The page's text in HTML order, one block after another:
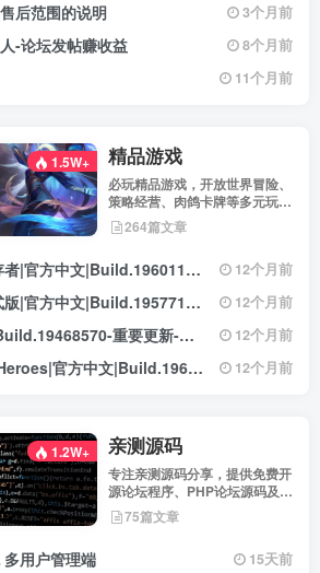
坛获得更优质、安全的使用体
验！立即查看，不错过关键信
息！
后范围的说明 3个月前
-论坛发帖赚收益 8个月前
11个月前
1.5W+ 精品游戏
必玩精品游戏，开放世界冒险、
策略经营、肉鸽卡牌等多元玩
法，满足不同玩家的喜好 。
264篇文章
中文|Build.19601158|解压即撸| 12个月前
文|Build.19577129+全DLC|解压即撸| 12个月前
重要更新-沙盒|解压即撸| 12个月前
中文|Build.19609351+全DLC|解压即撸| 12个月前
1.2W+ 亲测源码
专注亲测源码分享，提供免费开
源论坛程序、PHP论坛源码及论
坛搭建解决方案，所有源码均经
实际测试可用，助力快速搭建稳
75篇文章
用户管理端 15天前